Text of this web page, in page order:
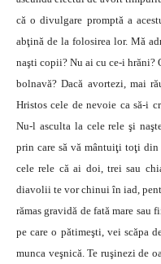
că o divulgare promptă a
abţină de la folosirea lor. Mă
naşti copii? Nu ai cu ce-i hrăni?
bolnavă? Dacă avortezi, mai
Hristos cele de nevoie ca să-i
Nu-l asculta la cele rele şi
prin care să vă mântuiţi toţi
cele rele că ai doi, trei sau
diavolii te vor chinui în iad,
rămas gravidă de fată mare sau
pe care o pătimeşti, vei scăpa
munca veşnică. Te ruşinezi de